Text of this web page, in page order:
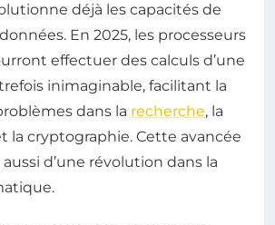
déjà les capacités de
En 2025, les processeurs
effectuer des calculs d’une
inimaginable, facilitant la
dans la recherche, la
la cryptographie. Cette avancée
d’une révolution dans la